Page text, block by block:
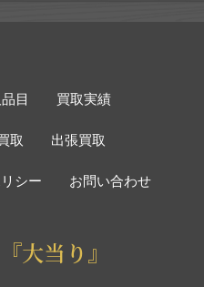
目 買取実績
取 出張買取
シー お問い合わせ
大当り』